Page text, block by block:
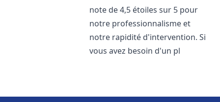
note de 4,5 étoiles sur 5 pour
notre professionnalisme et
notre rapidité d'intervention. Si
vous avez besoin d'un pl